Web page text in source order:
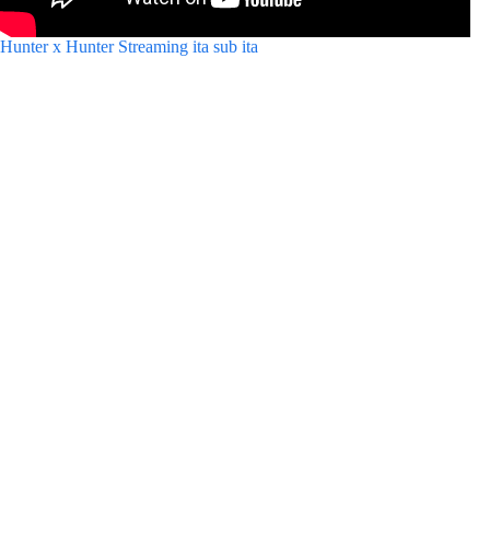
Hunter x Hunter Streaming ita sub ita